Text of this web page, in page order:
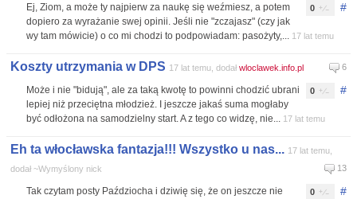
#
0
Ej, Ziom, a może ty najpierw za naukę się weźmiesz, a potem
dopiero za wyrażanie swej opinii. Jeśli nie "zczajasz" (czy jak
wy tam mówicie) o co mi chodzi to podpowiadam: pasożyty,... 17 lat temu
Koszty utrzymania w DPS 17 lat temu, dodał wloclawek.info.pl 6
#
0
Może i nie "bidują", ale za taką kwotę to powinni chodzić ubrani
lepiej niż przeciętna młodzież. I jeszcze jakaś suma mogłaby
być odłożona na samodzielny start. A z tego co widzę, nie... 17 lat temu
Eh ta włocławska fantazja!!! Wszystko u nas... 17 lat temu,
dodał ~Wymyślony nick
13
#
0
Tak czytam posty Paździocha i dziwię się, że on jeszcze nie